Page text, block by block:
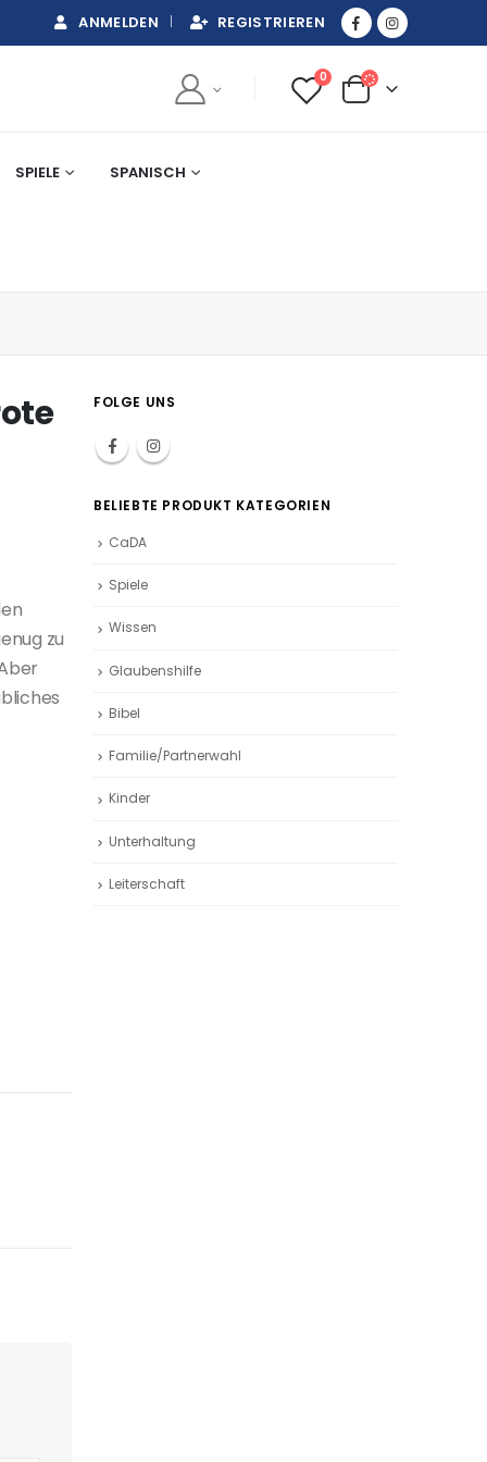
ANMELDEN REGISTRIEREN
0
SPIELE SPANISCH
zu
FOLGE UNS
BELIEBTE PRODUKT KATEGORIEN
CaDA
Spiele
Wissen
Glaubenshilfe
Bibel
Familie/Partnerwahl
Kinder
Unterhaltung
Leiterschaft